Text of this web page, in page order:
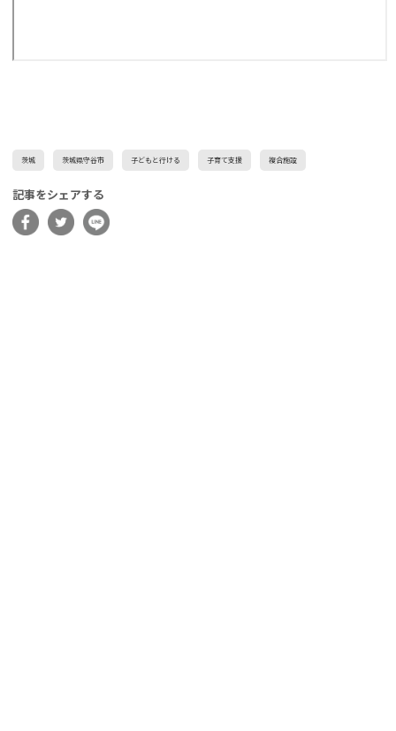
茨城 茨城県守谷市 子どもと行ける 子育て支援 複合施設
記事をシェアする